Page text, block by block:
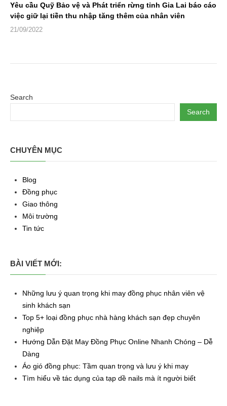
Yêu cầu Quỹ Bảo vệ và Phát triển rừng tỉnh Gia Lai báo cáo
việc giữ lại tiền thu nhập tăng thêm của nhân viên
21/09/2022
Search
Search
CHUYÊN MỤC
Blog
Đồng phục
Giao thông
Môi trường
Tin tức
BÀI VIẾT MỚI:
Những lưu ý quan trọng khi may đồng phục nhân viên vệ
sinh khách sạn
Top 5+ loại đồng phục nhà hàng khách sạn đẹp chuyên
nghiệp
Hướng Dẫn Đặt May Đồng Phục Online Nhanh Chóng – Dễ
Dàng
Áo gió đồng phục: Tầm quan trọng và lưu ý khi may
Tìm hiểu về tác dụng của tạp dề nails mà ít người biết